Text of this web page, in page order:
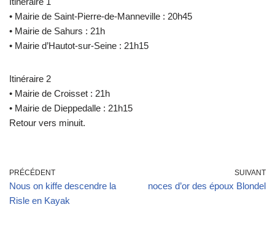
• Mairie de Saint-Pierre-de-Manneville : 20h45
• Mairie de Sahurs : 21h
• Mairie d’Hautot-sur-Seine : 21h15
Itinéraire 2
• Mairie de Croisset : 21h
• Mairie de Dieppedalle : 21h15
Retour vers minuit.
PRÉCÉDENT
Nous on kiffe descendre la
Risle en Kayak
SUIVANT
noces d’or des époux Blondel